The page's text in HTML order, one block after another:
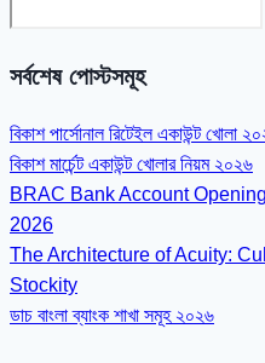
সর্বশেষ পোস্টসমূহ
বিকাশ পার্সোনাল রিটেইল একাউন্ট খোলা
বিকাশ মার্চেন্ট একাউন্ট খোলার নিয়ম ২০২৬
BRAC Bank Account
2026
The Architecture of Acuity:
Stockity
ডাচ বাংলা ব্যাংক শাখা সমূহ ২০২৬